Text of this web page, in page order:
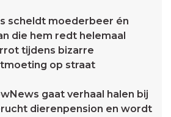
scheldt moederbeer én
die hem redt helemaal
tijdens bizarre
op straat
gaat verhaal halen bij
dierenpension en wordt